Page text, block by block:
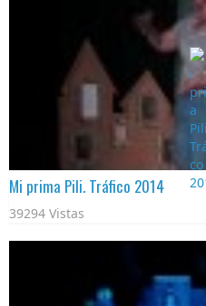
Mi prima Pili. Tráfico 2014
39294 Vistas